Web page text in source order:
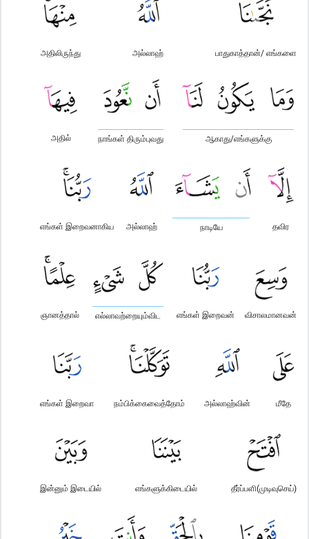
பாதுகாத்தான்/ எங்களை
அல்லாஹ்
அதிலிருந்து
ஆகாது/எங்களுக்கு
நாங்கள் திரும்புவது
அதில்
தவிர
நாடியே
அல்லாஹ்
எங்கள் இறைவனாகிய
விசாலமானவன்
எங்கள் இறைவன்
எல்லாவற்றையும்விட
ஞானத்தால்
மீதே
அல்லாஹ்வின்
நம்பிக்கைவைத்தோம்
எங்கள் இறைவா
தீர்ப்பளி(முடிவுசெய்)
எங்களுக்கிடையில்
இன்னும் இடையில்